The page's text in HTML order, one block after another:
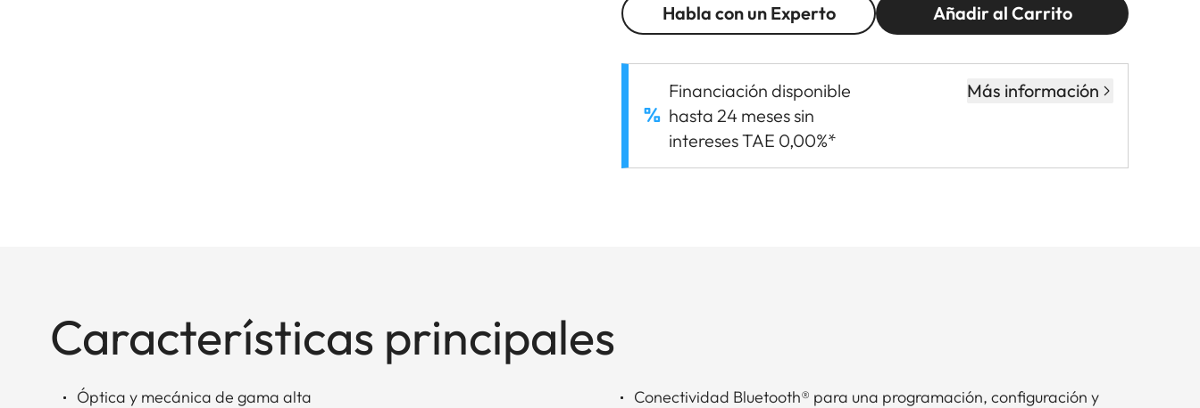
Habla con un Experto Añadir al Carrito
Financiación disponible
hasta 24 meses sin
intereses TAE 0,00%*
Más información
Características principales
Óptica y mecánica de gama alta
Conectividad Bluetooth® para una programación, configuración y